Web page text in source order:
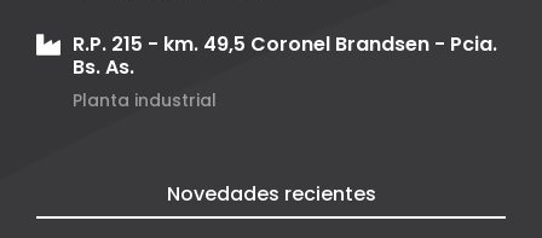
R.P. 215 - km. 49,5 Coronel Brandsen - Pcia.
Bs. As.
Planta industrial
Novedades recientes